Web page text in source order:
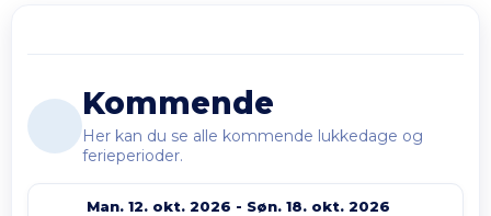
Kommende
Her kan du se alle kommende lukkedage og
ferieperioder.
Man. 12. okt. 2026 - Søn. 18. okt. 2026